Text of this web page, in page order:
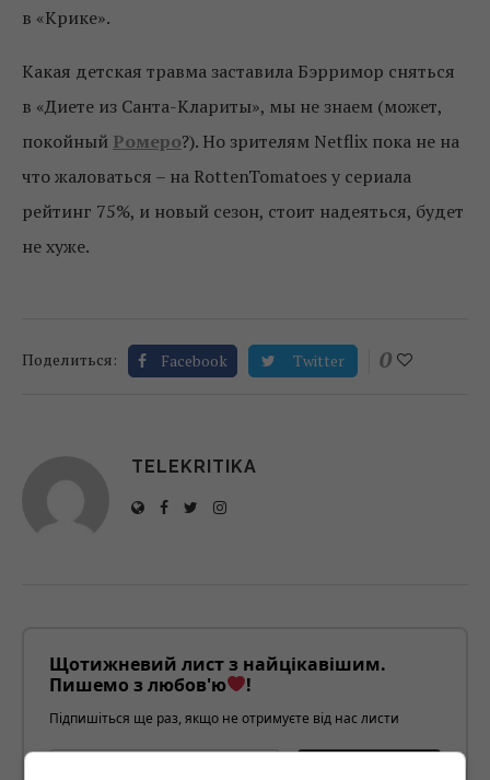
в «Крике».
Какая детская травма заставила Бэрримор сняться
в «Диете из Санта-Клариты», мы не знаем (может,
покойный Ромеро?). Но зрителям Netflix пока не на
что жаловаться – на RottenTomatoes у сериала
рейтинг 75%, и новый сезон, стоит надеяться, будет
не хуже.
Поделиться: Facebook Twitter 0
TELEKRITIKA
Щотижневий лист з найцікавішим.
Пишемо з любов'ю
!
Підпишіться ще раз, якщо не отримуєте від нас листи